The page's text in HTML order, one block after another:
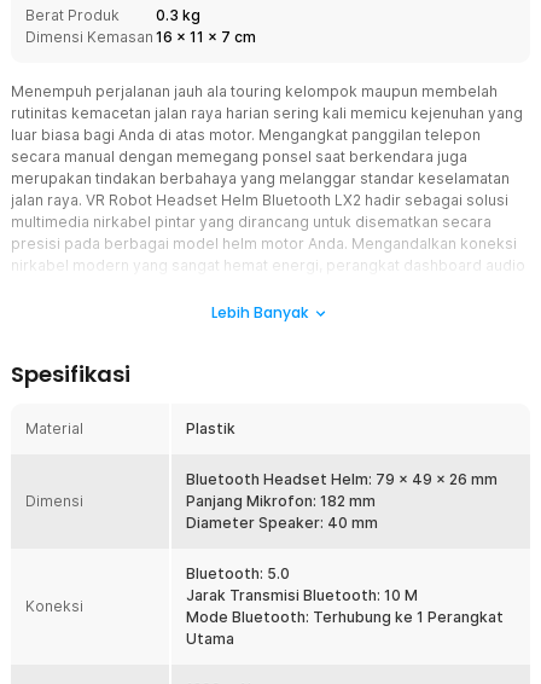
Berat Produk
0.3 kg
Dimensi Kemasan 16 x 11 x 7 cm
Menempuh perjalanan jauh ala touring kelompok maupun membelah
rutinitas kemacetan jalan raya harian sering kali memicu kejenuhan yang
luar biasa bagi Anda di atas motor. Mengangkat panggilan telepon
secara manual dengan memegang ponsel saat berkendara juga
merupakan tindakan berbahaya yang melanggar standar keselamatan
jalan raya. VR Robot Headset Helm Bluetooth LX2 hadir sebagai solusi
multimedia nirkabel pintar yang dirancang untuk disematkan secara
presisi pada berbagai model helm motor Anda. Mengandalkan koneksi
nirkabel modern yang sangat hemat energi, perangkat dashboard audio
menikmati aliran musik harian, hingga menjawab panggilan telepon
komunitas motor yang mendambakan kenyamanan hiburan lengkap
Konektivitas Bluetooth 5.0 yang Stabil dan Bebas Lag untuk
yang menjamin kecepatan transfer data yang instan, efisien dalam
konsumsi daya, serta memiliki stabilitas sinyal yang sangat tangguh.
Sinyal nirkabel ini mampu mempertahankan jangkauan transmisi
yang konsisten hingga jarak 10 M tanpa hambatan lag, memberikan
Lebih Banyak
Spesifikasi
Material Plastik
Dimensi
Bluetooth Headset Helm: 79 x 49 x 26 mm
Panjang Mikrofon: 182 mm
Diameter Speaker: 40 mm
Koneksi
Bluetooth: 5.0
Jarak Transmisi Bluetooth: 10 M
Mode Bluetooth: Terhubung ke 1 Perangkat
Utama